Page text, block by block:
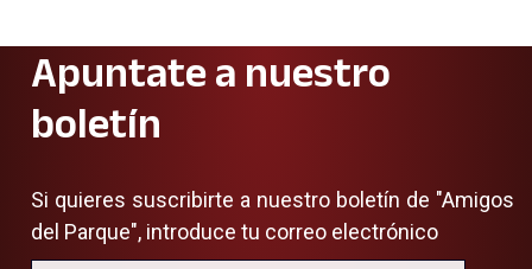
Apuntate a nuestro
boletín
Si quieres suscribirte a nuestro boletín de "Amigos
del Parque", introduce tu correo electrónico